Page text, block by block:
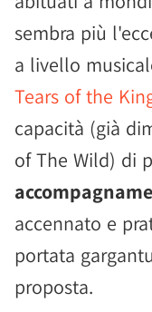
sembra più
a livello
Tears of the
capacità (già
of The Wild) di
accennato e
portata
proposta.